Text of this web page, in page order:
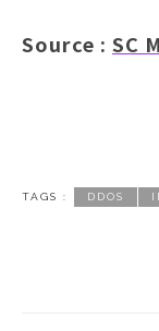
Source : SC
TAGS : DDOS